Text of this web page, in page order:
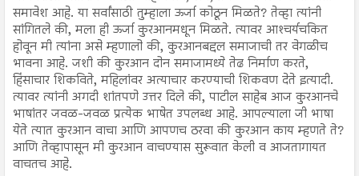
समावेश आहे. या सर्वांसाठी तुम्हाला ऊर्जा कोठून मिळते? तेव्हा त्यांनी
सांगितले की, मला ही ऊर्जा कुरआनमधून मिळते. त्यावर आश्‍चर्यचकित
होवून मी त्यांना असे म्हणालो की, कुरआनबद्दल समाजाची तर वेगळीच
भावना आहे. जशी की कुरआन दोन समाजामध्ये तेढ निर्माण करते,
हिंसाचार शिकविते, महिलांवर अत्याचार करण्याची शिकवण देते इत्यादी.
त्यावर त्यांनी अगदी शांतपणे उत्तर दिले की, पाटील साहेब आज कुरआनचे
भाषांतर जवळ-जवळ प्रत्येक भाषेत उपलब्ध आहे. आपल्याला जी भाषा
येते त्यात कुरआन वाचा आणि आपणच ठरवा की कुरआन काय म्हणते ते?
आणि तेव्हापासून मी कुरआन वाचण्यास सुरूवात केली व आजतागायत
वाचतच आहे.